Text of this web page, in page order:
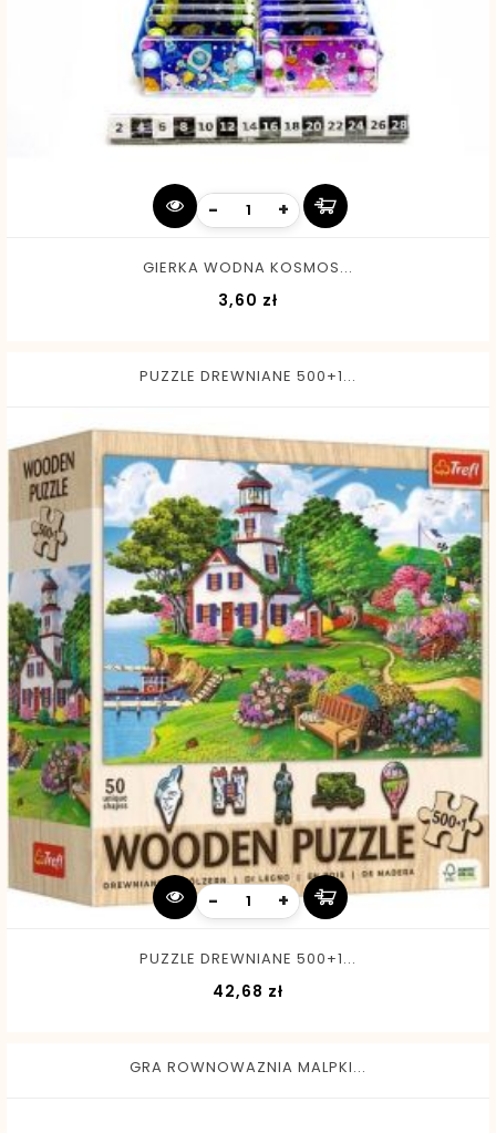
- +
GIERKA WODNA KOSMOS...
3,60 złCena
PUZZLE DREWNIANE 500+1...
- +
PUZZLE DREWNIANE 500+1...
42,68 złCena
GRA ROWNOWAZNIA MALPKI...